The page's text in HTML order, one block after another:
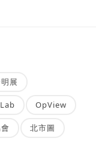
展
OpView
北市圖